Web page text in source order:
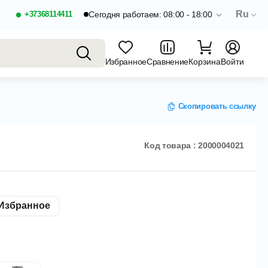
+37368114411 Сегодня работаем: 08:00 - 18:00 Ru
ИзбранноеСравнениеКорзинаВойти
Скопировать ссылку
Код товара : 2000004021